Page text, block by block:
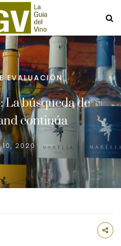
EVALUACIÓN
La búsqueda de
continúa
10, 2020